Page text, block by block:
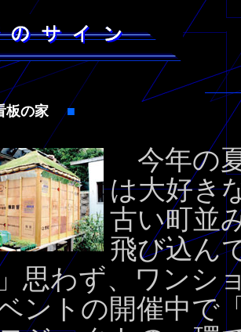
板の家 ■
今年の
は大好き
古い町並
飛び込ん
思わず、ワンシ
ントの開催中で